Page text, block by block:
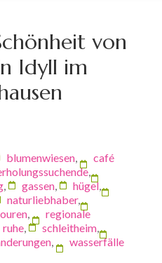
von
Idyll im
blumenwiesen
café
gassen hügel
naturliebhaber,
regionale
ruhe schleitheim
wasserfälle